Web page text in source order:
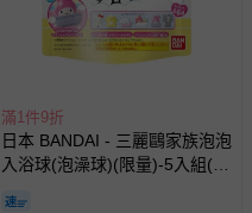
滿1件9折
日本 BANDAI - 三麗鷗家族泡泡
入浴球(泡澡球)(限量)-5入組(隨